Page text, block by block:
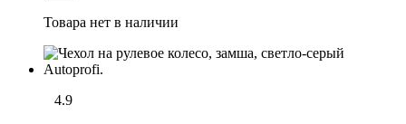
Товара нет в наличии
4.9